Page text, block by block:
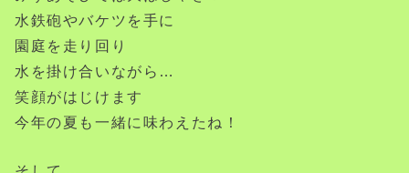
水鉄砲やバケツを手に
園庭を走り回り
水を掛け合いながら…
笑顔がはじけます
今年の夏も一緒に味わえたね！